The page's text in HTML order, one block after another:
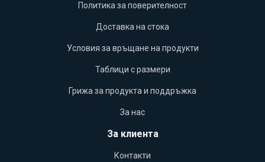
Политика за поверителност
Доставка на стока
Условия за връщане на продукти
Таблици с размери
Грижа за продукта и поддръжка
За нас
За клиента
Контакти